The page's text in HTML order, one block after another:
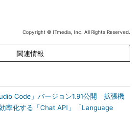
Copyright © ITmedia, Inc. All Rights Reserved.
関連情報
Code」バージョン1.91公開 拡張機
率化する「Chat API」「Language